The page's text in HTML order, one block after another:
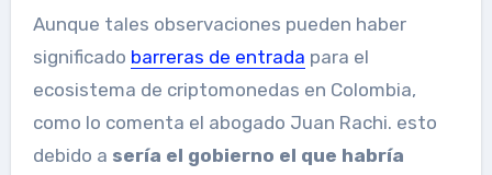
Aunque tales observaciones pueden haber
significado barreras de entrada para el
ecosistema de criptomonedas en Colombia,
como lo comenta el abogado Juan Rachi. esto
debido a sería el gobierno el que habría